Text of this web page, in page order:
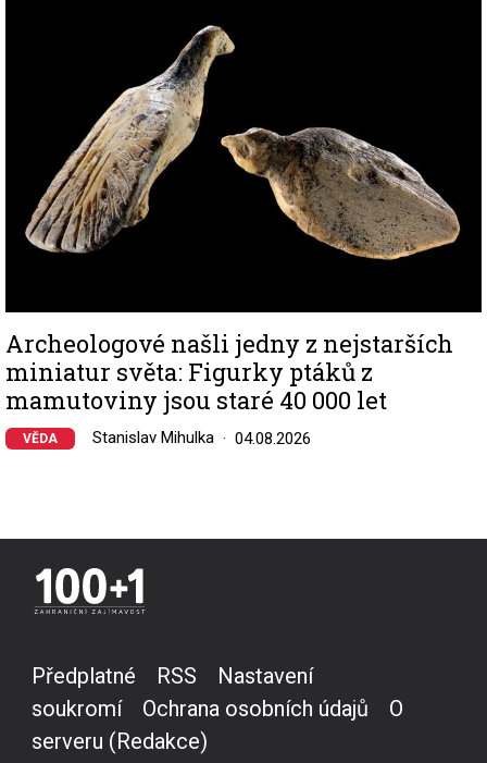
Archeologové našli jedny z nejstarších
miniatur světa: Figurky ptáků z
mamutoviny jsou staré 40 000 let
VĚDA Stanislav Mihulka 04.08.2026
Předplatné RSS
Nastavení
soukromí
Ochrana osobních údajů
O
serveru (Redakce)